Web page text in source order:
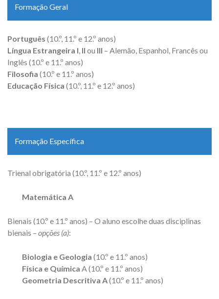
Formação Geral
Português (10.º, 11.º e 12.º anos)
Língua Estrangeira I, II ou III – Alemão, Espanhol, Francês ou
Inglês (10.º e 11.º anos)
Filosofia (10.º e 11.º anos)
Educação Física (10.º, 11.º e 12.º anos)
Formação Específica
Trienal obrigatória (10.º, 11.º e 12.º anos)
Matemática A
Bienais (10.º e 11.º anos) – O aluno escolhe duas disciplinas
bienais – opções (a):
Biologia e Geologia (10.º e 11.º anos)
Física e Química A (10.º e 11.º anos)
Geometria Descritiva A(10.º e 11.º anos)